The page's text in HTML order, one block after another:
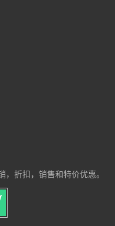
折扣，销售和特价优惠。